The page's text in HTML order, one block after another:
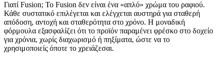
Γιατί Fusion; Το Fusion δεν είναι ένα «απλό» χρώμα του ραφιού.
Κάθε συστατικό επιλέγεται και ελέγχεται αυστηρά για σταθερή
απόδοση, αντοχή και σταθερότητα στο χρόνο. Η μοναδική
φόρμουλα εξασφαλίζει ότι το προϊόν παραμένει φρέσκο στο δοχείο
για χρόνια, χωρίς διαχωρισμό ή πηξίματα, ώστε να το
χρησιμοποιείς όποτε το χρειάζεσαι.